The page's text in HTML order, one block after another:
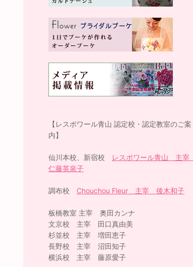
【レスポワール青山 認定校・認定教室のご案
内】
仙川本校、新宿校
レスポワール青山 主宰
仁藤英泉子
調布校 Chouchou Fleur 主宰 後木和子
板橋教室 主宰 奥田カンナ
文京校 主宰 田口真由美
杉並校 主宰 増田恵子
長野校 主宰 沼田知子
横浜校 主宰 藤原愛子